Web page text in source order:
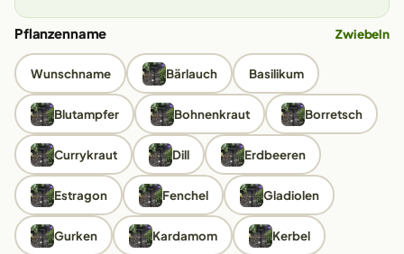
Pflanzenname Zwiebeln
Wunschname Bärlauch Basilikum
Blutampfer Bohnenkraut Borretsch
Currykraut Dill Erdbeeren
Estragon Fenchel Gladiolen
Gurken Kardamom Kerbel